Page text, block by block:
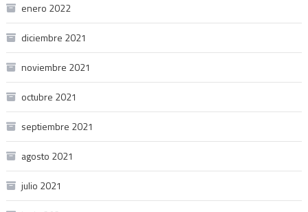
enero 2022
diciembre 2021
noviembre 2021
octubre 2021
septiembre 2021
agosto 2021
julio 2021